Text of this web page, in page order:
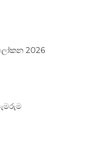
2026